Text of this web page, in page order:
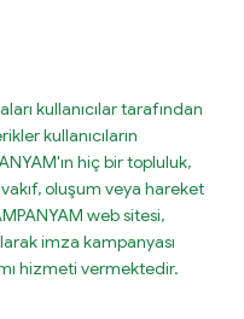
kullanıcılar tarafından
kullanıcıların
hiç bir topluluk,
oluşum veya hareket
web sitesi,
imza kampanyası
hizmeti vermektedir.